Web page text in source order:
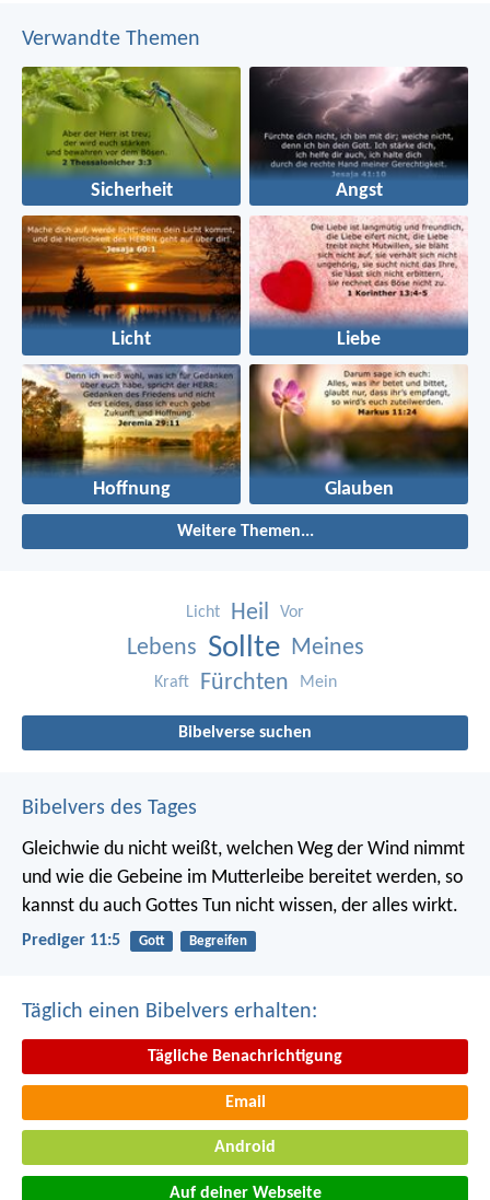
Verwandte Themen
Sicherheit Angst
Licht Liebe
Hoffnung Glauben
Weitere Themen...
Licht Heil Vor
Lebens Sollte Meines
Kraft Fürchten Mein
Bibelverse suchen
Bibelvers des Tages
Gleichwie du nicht weißt, welchen Weg der Wind nimmt
und wie die Gebeine im Mutterleibe bereitet werden, so
kannst du auch Gottes Tun nicht wissen, der alles wirkt.
Prediger 11:5 Gott Begreifen
Täglich einen Bibelvers erhalten:
Tägliche Benachrichtigung
Email
Android
Auf deiner Webseite